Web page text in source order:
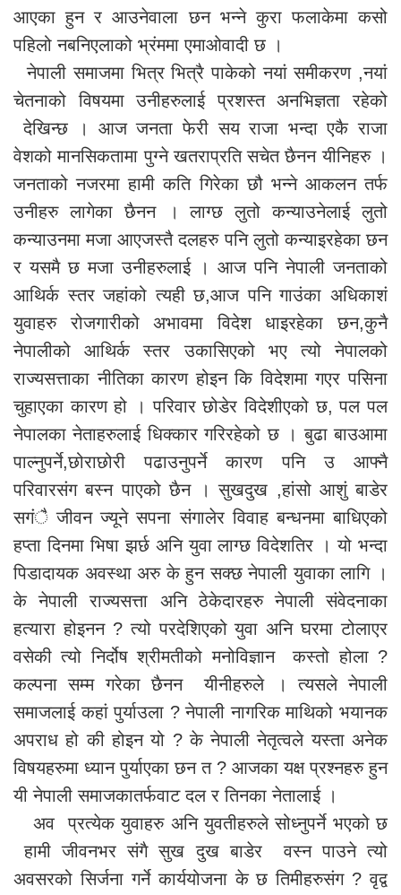
आएका हुन र आउनेवाला छन भन्ने कुरा फलाकेमा कसो
पहिलो नबनिएलाको भ्रंममा एमाओवादी छ ।
नेपाली समाजमा भित्र भित्रै पाकेको नयां समीकरण ,नयां
चेतनाको विषयमा उनीहरुलाई प्रशस्त अनभिज्ञता रहेको
देखिन्छ । आज जनता फेरी सय राजा भन्दा एकै राजा
वेशको मानसिकतामा पुग्ने खतराप्रति सचेत छैनन यीनिहरु ।
जनताको नजरमा हामी कति गिरेका छौ भन्ने आकलन तर्फ
उनीहरु लागेका छैनन । लाग्छ लुतो कन्याउनेलाई लुतो
कन्याउनमा मजा आएजस्तै दलहरु पनि लुतो कन्याइरहेका छन
र यसमै छ मजा उनीहरुलाई । आज पनि नेपाली जनताको
आथिर्क स्तर जहांको त्यही छ,आज पनि गाउंका अधिकाशं
युवाहरु रोजगारीको अभावमा विदेश धाइरहेका छन,कुनै
नेपालीको आथिर्क स्तर उकासिएको भए त्यो नेपालको
राज्यसत्ताका नीतिका कारण होइन कि विदेशमा गएर पसिना
चुहाएका कारण हो । परिवार छोडेर विदेशीएको छ, पल पल
नेपालका नेताहरुलाई धिक्कार गरिरहेको छ । बुढा बाउआमा
पाल्नुपर्ने,छोराछोरी पढाउनुपर्ने कारण पनि उ आफ्नै
परिवारसंग बस्न पाएको छैन । सुखदुख ,हांसो आशुं बाडेर
सगंै जीवन ज्यूने सपना संगालेर विवाह बन्धनमा बाधिएको
हप्ता दिनमा भिषा झर्छ अनि युवा लाग्छ विदेशतिर । यो भन्दा
पिडादायक अवस्था अरु के हुन सक्छ नेपाली युवाका लागि ।
के नेपाली राज्यसत्ता अनि ठेकेदारहरु नेपाली संवेदनाका
हत्यारा होइनन ? त्यो परदेशिएको युवा अनि घरमा टोलाएर
वसेकी त्यो निर्दोष श्रीमतीको मनोविज्ञान कस्तो होला ?
कल्पना सम्म गरेका छैनन यीनीहरुले । त्यसले नेपाली
समाजलाई कहां पुर्याउला ? नेपाली नागरिक माथिको भयानक
अपराध हो की होइन यो ? के नेपाली नेतृत्वले यस्ता अनेक
विषयहरुमा ध्यान पुर्याएका छन त ? आजका यक्ष प्रश्नहरु हुन
यी नेपाली समाजकातर्फवाट दल र तिनका नेतालाई ।
अव प्रत्येक युवाहरु अनि युवतीहरुले सोध्नुपर्ने भएको छ
हामी जीवनभर संगै सुख दुख बाडेर वस्न पाउने त्यो
अवसरको सिर्जना गर्ने कार्ययोजना के छ तिमीहरुसंग ? वृद्व